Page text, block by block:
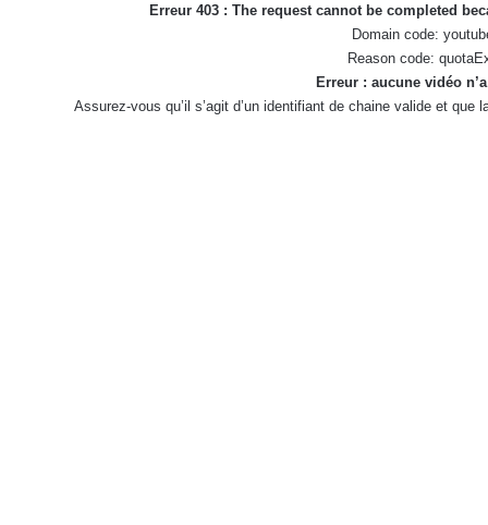
Erreur 403 : The request cannot be completed
Domain code:
Reason code:
Erreur : aucune vidéo
Assurez-vous qu’il s’agit d’un identifiant de chaine valide et